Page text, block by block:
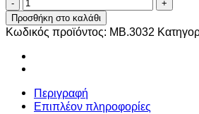
ακινητοποίησης
αντίχειρα
“Thumb
Brace”
MB.3032
Προσθήκη στο καλάθι
Κωδικός προϊόντος: ΜΒ.3032
Περιγραφή
Επιπλέον πληροφορίες